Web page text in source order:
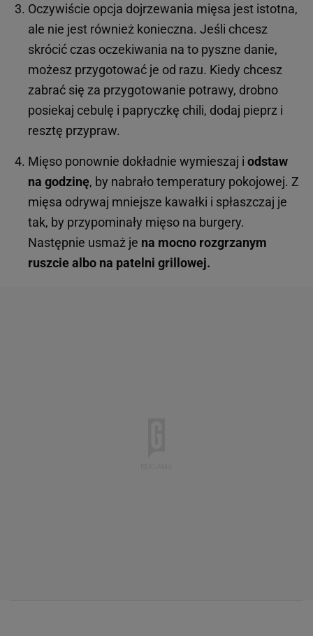
Oczywiście opcja dojrzewania mięsa jest istotna,
ale nie jest również konieczna. Jeśli chcesz
skrócić czas oczekiwania na to pyszne danie,
możesz przygotować je od razu. Kiedy chcesz
zabrać się za przygotowanie potrawy, drobno
posiekaj cebulę i papryczkę chili, dodaj pieprz i
resztę przypraw.
Mięso ponownie dokładnie wymieszaj i odstaw
na godzinę, by nabrało temperatury pokojowej. Z
mięsa odrywaj mniejsze kawałki i spłaszczaj je
tak, by przypominały mięso na burgery.
Następnie usmaż je na mocno rozgrzanym
ruszcie albo na patelni grillowej.